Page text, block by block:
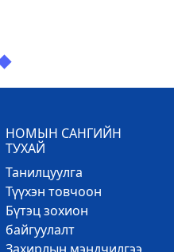
НОМЫН САНГИЙН
ТУХАЙ
Танилцуулга
Түүхэн товчоон
Бүтэц зохион
байгуулалт